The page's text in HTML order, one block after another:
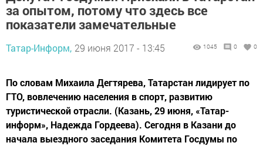
за опытом, потому что здесь все
показатели замечательные
Татар-Информ, 29 июня 2017 - 13:45 1045 0 0
По словам Михаила Дегтярева, Татарстан лидирует по
ГТО, вовлечению населения в спорт, развитию
туристической отрасли. (Казань, 29 июня, «Татар-
информ», Надежда Гордеева). Сегодня в Казани до
начала выездного заседания Комитета Госдумы по